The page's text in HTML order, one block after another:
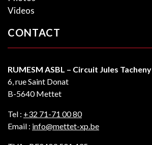
Videos
CONTACT
RUMESM ASBL – Circuit Jules Tacheny
6, rue Saint Donat
B-5640 Mettet
Tel : +32 71-71 00 80
Email : info@mettet-xp.be